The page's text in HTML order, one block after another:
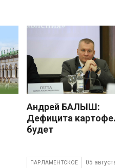
Андрей БАЛЫШ:
Дефицита
будет
ПАРЛАМЕНТСКОЕ 05 августа